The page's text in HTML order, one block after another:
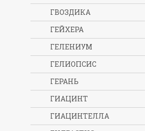
ГВОЗДИКА
ГЕЙХЕРА
ГЕЛЕНИУМ
ГЕЛИОПСИС
ГЕРАНЬ
ГИАЦИНТ
ГИАЦИНТЕЛЛА